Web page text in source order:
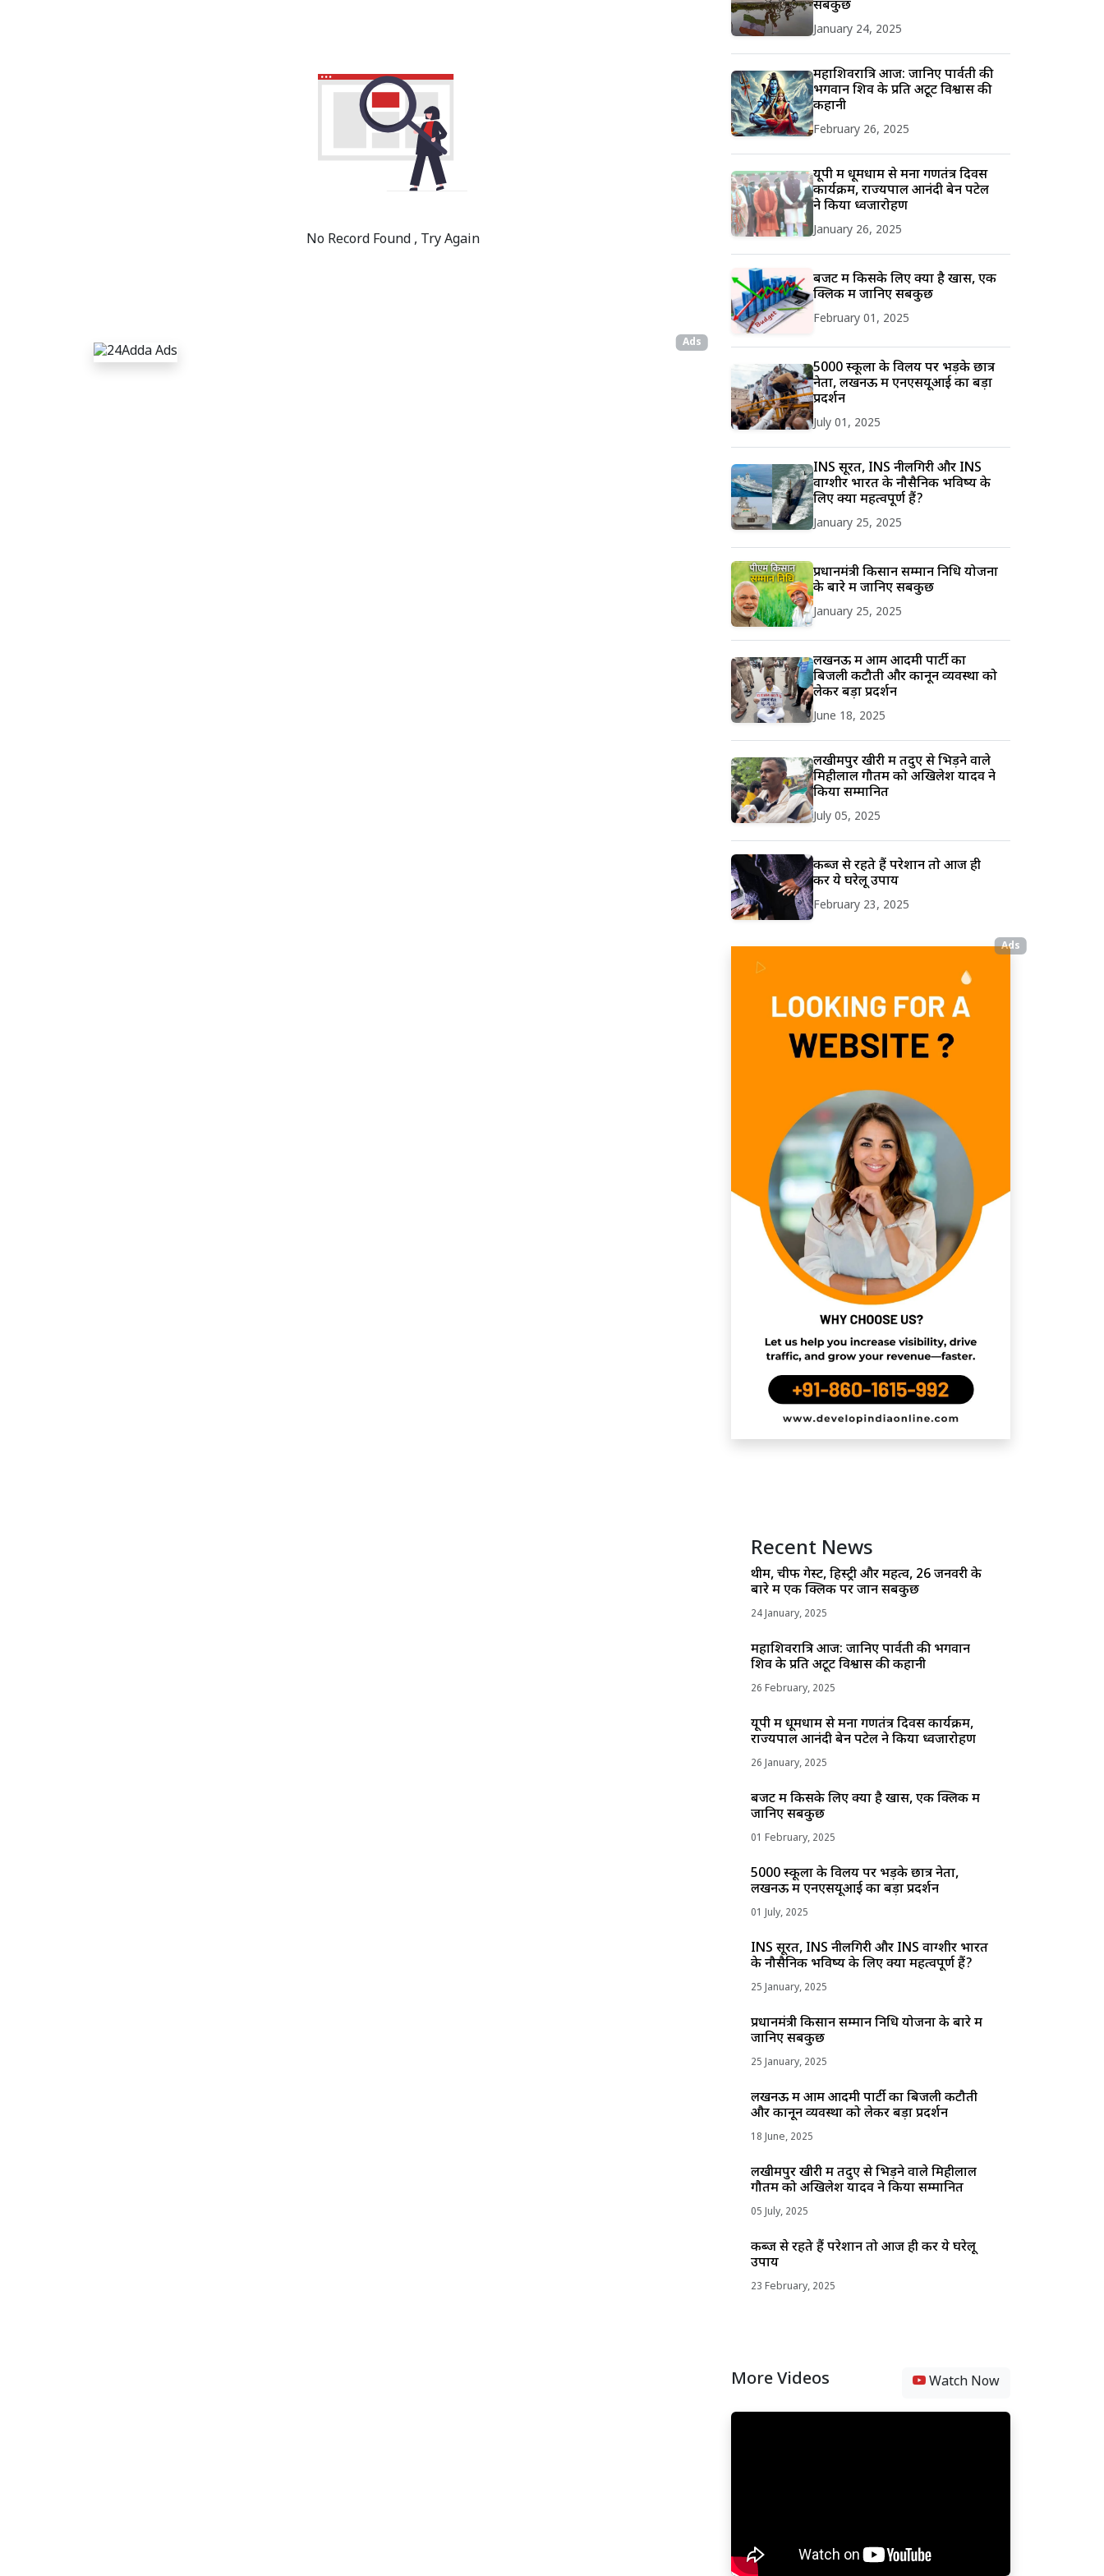
No Record Found , Try Again
Ads
सबकुछ
January 24, 2025
महाशिवरात्रि आज: जानिए पार्वती की
भगवान शिव के प्रति अटूट विश्वास की
कहानी
February 26, 2025
यूपी में धूमधाम से मना गणतंत्र दिवस
कार्यक्रम, राज्यपाल आनंदी बेन पटेल
ने किया ध्वजारोहण
January 26, 2025
बजट में किसके लिए क्या है खास, एक
क्लिक में जानिए सबकुछ
February 01, 2025
5000 स्कूलों के विलय पर भड़के छात्र
नेता, लखनऊ में एनएसयूआई का बड़ा
प्रदर्शन
July 01, 2025
INS सूरत, INS नीलगिरी और INS
वाग्शीर भारत के नौसैनिक भविष्य के
लिए क्यों महत्वपूर्ण हैं?
January 25, 2025
प्रधानमंत्री किसान सम्मान निधि योजना
के बारे में जानिए सबकुछ
January 25, 2025
लखनऊ में आम आदमी पार्टी का
बिजली कटौती और कानून व्यवस्था को
लेकर बड़ा प्रदर्शन
June 18, 2025
लखीमपुर खीरी में तेंदुए से भिड़ने वाले
मिहीलाल गौतम को अखिलेश यादव ने
किया सम्मानित
July 05, 2025
कब्ज से रहते हैं परेशान तो आज ही
करें ये घरेलू उपाय
February 23, 2025
Ads
Recent News
थीम, चीफ गेस्ट, हिस्ट्री और महत्व, 26 जनवरी के
बारे में एक क्लिक पर जानें सबकुछ
24 January, 2025
महाशिवरात्रि आज: जानिए पार्वती की भगवान
शिव के प्रति अटूट विश्वास की कहानी
26 February, 2025
यूपी में धूमधाम से मना गणतंत्र दिवस कार्यक्रम,
राज्यपाल आनंदी बेन पटेल ने किया ध्वजारोहण
26 January, 2025
बजट में किसके लिए क्या है खास, एक क्लिक में
जानिए सबकुछ
01 February, 2025
5000 स्कूलों के विलय पर भड़के छात्र नेता,
लखनऊ में एनएसयूआई का बड़ा प्रदर्शन
01 July, 2025
INS सूरत, INS नीलगिरी और INS वाग्शीर भारत
के नौसैनिक भविष्य के लिए क्यों महत्वपूर्ण हैं?
25 January, 2025
प्रधानमंत्री किसान सम्मान निधि योजना के बारे में
जानिए सबकुछ
25 January, 2025
लखनऊ में आम आदमी पार्टी का बिजली कटौती
और कानून व्यवस्था को लेकर बड़ा प्रदर्शन
18 June, 2025
लखीमपुर खीरी में तेंदुए से भिड़ने वाले मिहीलाल
गौतम को अखिलेश यादव ने किया सम्मानित
05 July, 2025
कब्ज से रहते हैं परेशान तो आज ही करें ये घरेलू
उपाय
23 February, 2025
More Videos Watch Now